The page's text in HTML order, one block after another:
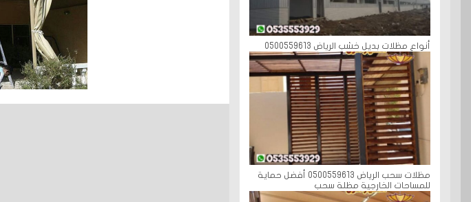
أنواع مظلات بديل خشب الرياض 0500559613
مظلات سحب الرياض 0500559613 أفضل حماية
للمساحات الخارجية مظلة سحب